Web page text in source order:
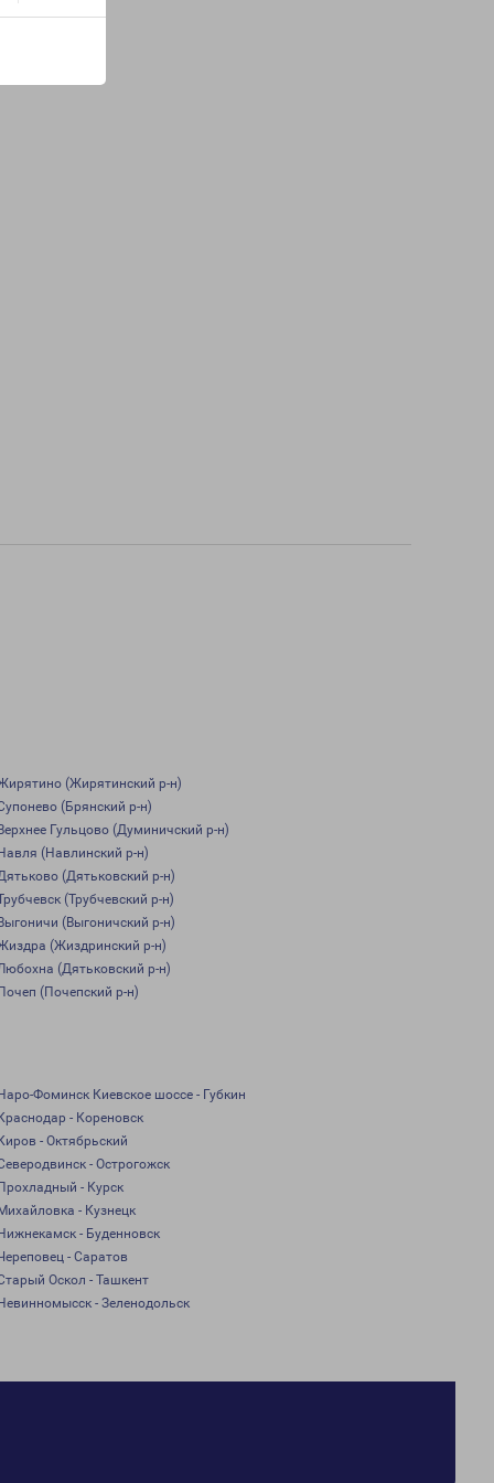
(Жирятинский р-н)
(Брянский р-н)
Гульцово (Думиничский р-н)
(Навлинский р-н)
(Дятьковский р-н)
(Трубчевский р-н)
(Выгоничский р-н)
(Жиздринский р-н)
(Дятьковский р-н)
(Почепский р-н)
Фоминск Киевское шоссе - Губкин
- Кореновск
- Октябрьский
- Острогожск
- Курск
- Кузнецк
- Буденновск
- Саратов
Оскол - Ташкент
- Зеленодольск